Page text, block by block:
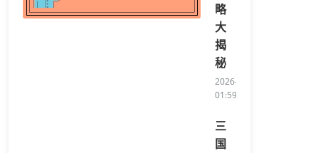
略
大
揭
秘
2026-04-13
01:59:35/li>
三
国